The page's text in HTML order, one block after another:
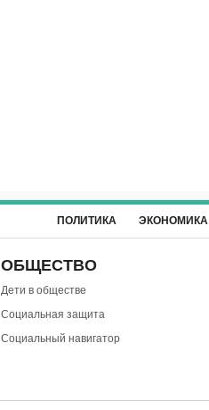
ПОЛИТИКА ЭКОНОМИКА
ОБЩЕСТВО
Дети в обществе
Социальная защита
Социальный навигатор